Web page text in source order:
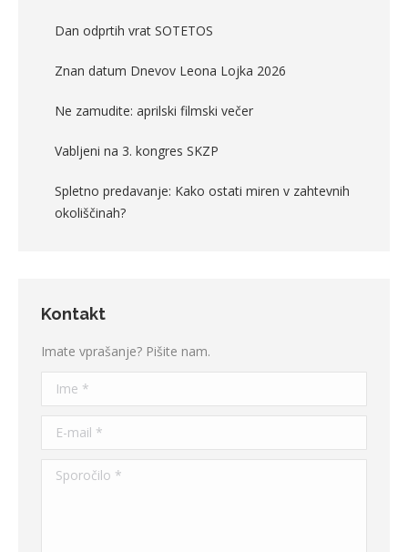
Dan odprtih vrat SOTETOS
Znan datum Dnevov Leona Lojka 2026
Ne zamudite: aprilski filmski večer
Vabljeni na 3. kongres SKZP
Spletno predavanje: Kako ostati miren v zahtevnih
okoliščinah?
Kontakt
Imate vprašanje? Pišite nam.
Ime *
E-mail *
Sporočilo *